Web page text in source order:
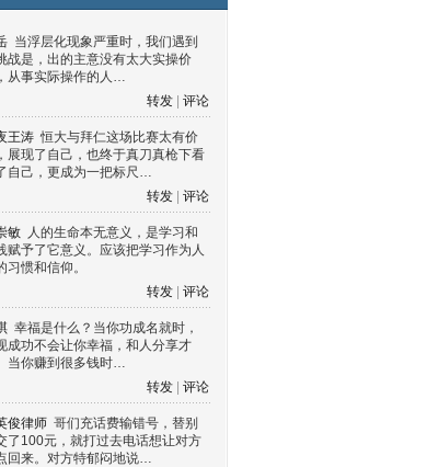
当浮层化现象严重时，我们遇到
战是，出的主意没有太大实操价
从事实际操作的人…
转发
评论
王涛 恒大与拜仁这场比赛太有价
展现了自己，也终于真刀真枪下看
自己，更成为一把标尺…
转发
评论
敏 人的生命本无意义，是学习和
赋予了它意义。应该把学习作为人
习惯和信仰。
转发
评论
幸福是什么？当你功成名就时，
成功不会让你幸福，和人分享才
当你赚到很多钱时…
转发
评论
俊律师 哥们充话费输错号，替别
了100元，就打过去电话想让对方
回来。对方特郁闷地说…